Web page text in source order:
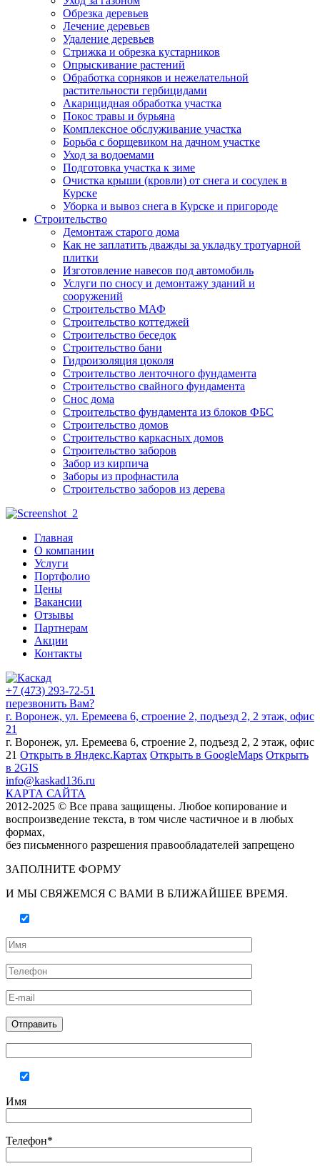
Обрезка деревьев
Лечение деревьев
Удаление деревьев
Стрижка и обрезка кустарников
Опрыскивание растений
Обработка сорняков и нежелательной
растительности гербицидами
Акарицидная обработка участка
Покос травы и бурьяна
Комплексное обслуживание участка
Борьба с борщевиком на дачном участке
Уход за водоемами
Подготовка участка к зиме
Очистка крыши (кровли) от снега и сосулек в
Курске
Уборка и вывоз снега в Курске и пригороде
Строительство
Демонтаж старого дома
Как не заплатить дважды за укладку тротуарной
плитки
Изготовление навесов под автомобиль
Услуги по сносу и демонтажу зданий и
сооружений
Строительство МАФ
Строительство коттеджей
Строительство беседок
Строительство бани
Гидроизоляция цоколя
Строительство ленточного фундамента
Строительство свайного фундамента
Снос дома
Строительство фундамента из блоков ФБС
Строительство домов
Строительство каркасных домов
Строительство заборов
Забор из кирпича
Заборы из профнастила
Строительство заборов из дерева
Главная
О компании
Услуги
Портфолио
Цены
Вакансии
Отзывы
Партнерам
Акции
Контакты
+7 (473) 293-72-51
перезвонить Вам?
г. Воронеж, ул. Еремеева 6, строение 2, подъезд 2, 2 этаж, офис
21
г. Воронеж, ул. Еремеева 6, строение 2, подъезд 2, 2 этаж, офис
21 Открыть в Яндекс.Картах Открыть в GoogleMaps Открыть
в 2GIS
info@kaskad136.ru
КАРТА САЙТА
2012-2025 © Все права защищены. Любое копирование и
воспроизведение текста, в том числе частичное и в любых
формах,
без письменного разрешения правообладателей запрещено
ЗАПОЛНИТЕ ФОРМУ
И МЫ СВЯЖЕМСЯ С ВАМИ В БЛИЖАЙШЕЕ ВРЕМЯ.
Имя
Телефон*